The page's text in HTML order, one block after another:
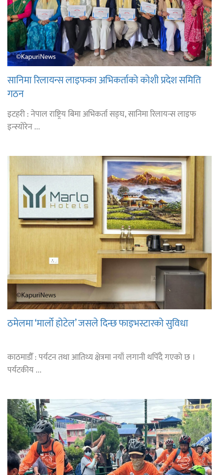
सानिमा रिलायन्स लाइफका अभिकर्ताको कोशी प्रदेश समिति
गठन
इटहरी : नेपाल राष्ट्रिय बिमा अभिकर्ता सङ्घ, सानिमा रिलायन्स लाइफ
इन्स्योरेन ...
ठमेलमा ‘मार्लो होटेल’ जसले दिन्छ फाइभस्टारको सुविधा
काठमाडौँ : पर्यटन तथा आतिथ्य क्षेत्रमा नयाँ लगानी थपिँदै गएको छ ।
पर्यटकीय ...